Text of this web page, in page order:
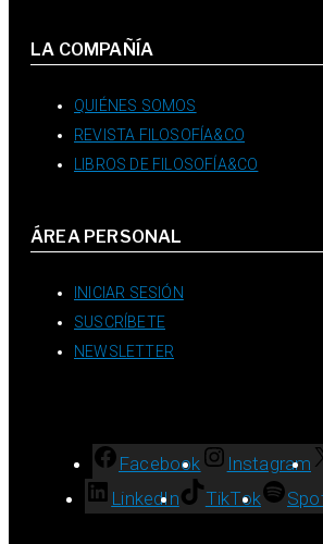
LA COMPAÑÍA
QUIÉNES SOMOS
REVISTA FILOSOFÍA&CO
LIBROS DE FILOSOFÍA&CO
ÁREA PERSONAL
INICIAR SESIÓN
SUSCRÍBETE
NEWSLETTER
Facebook Instagram
LinkedIn
TikTok